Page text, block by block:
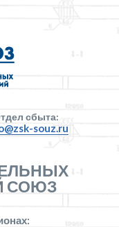
сбыта:
souz.ru
СОЮЗ